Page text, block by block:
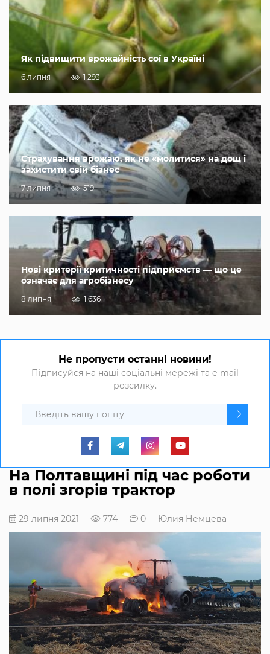
Як підвищити врожайність сої в Україні
6 липня 1 293
Страхування врожаю, як не «молитися» на дощ і
захистити свій бізнес
7 липня 519
Нові критерії критичності підприємств — що це
означає для агробізнесу
8 липня 1 636
Не пропусти останні новини!
Підписуйся на наші соціальні мережі та e-mail
розсилку.
На Полтавщині під час роботи
в полі згорів трактор
29 липня 2021 774 0 Юлия Немцева